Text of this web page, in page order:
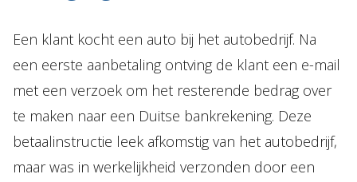
Een klant kocht een auto bij het autobedrijf. Na
een eerste aanbetaling ontving de klant een e-mail
met een verzoek om het resterende bedrag over
te maken naar een Duitse bankrekening. Deze
betaalinstructie leek afkomstig van het autobedrijf,
maar was in werkelijkheid verzonden door een